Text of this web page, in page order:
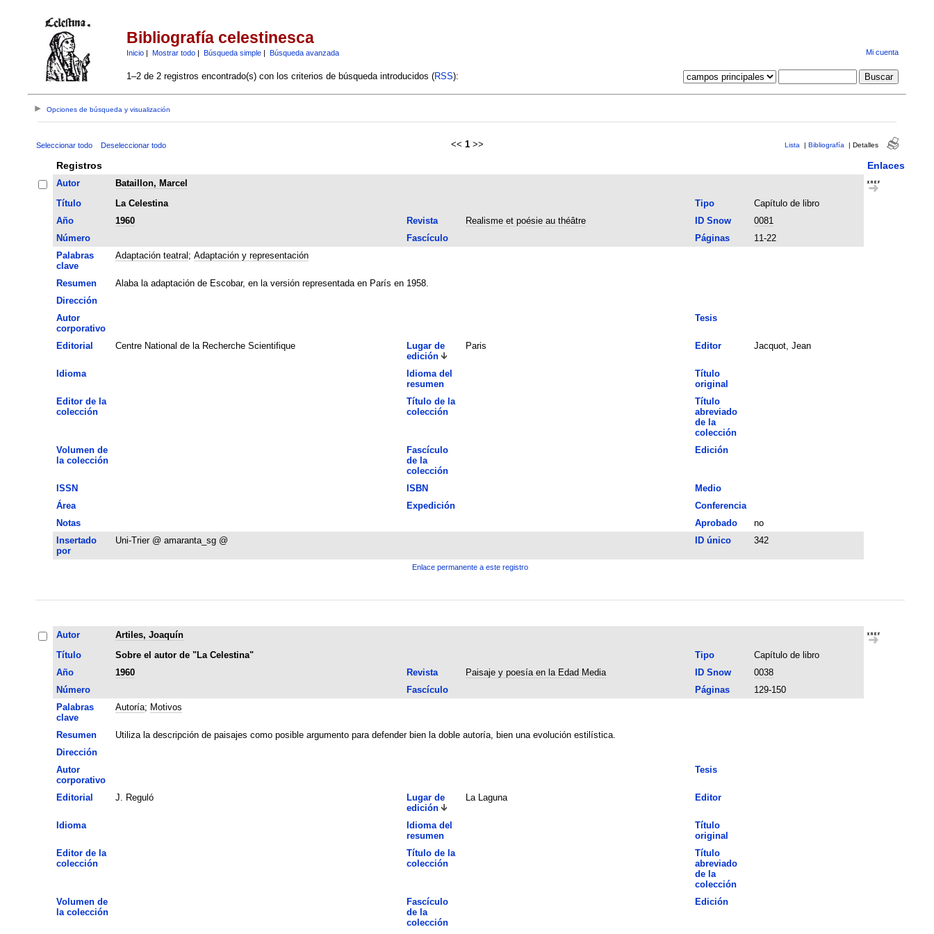
Bibliografía celestinesca
Inicio| Mostrar todo| Búsqueda simple| Búsqueda avanzada Mi cuenta
1–2 de 2 registros encontrado(s) con los criterios de búsqueda introducidos (RSS):
Opciones de búsqueda y visualización
Seleccionar todo Deseleccionar todo << 1 >> Lista | Bibliografía | Detalles
Registros Enlaces
Autor
Bataillon, Marcel
Título
La Celestina Tipo
Capítulo de libro
Año
1960 Revista Realisme et poésie au théâtre ID Snow
0081
Número
Fascículo Páginas
11-22
Palabras
clave
Adaptación teatral ; Adaptación y representación
Resumen
Alaba la adaptación de Escobar, en la versión representada en París en 1958.
Dirección
Autor
corporativo
Tesis
Editorial Centre National de la Recherche Scientifique
Lugar de
edición
Paris Editor Jacquot, Jean
Idioma
Idioma del
resumen
Título
original
Editor de la
colección
Título de la
colección
Título
abreviado
de la
colección
Volumen de
la colección
Fascículo
de la
colección
Edición
ISSN ISBN
Medio
Área
Expedición
Conferencia
Notas
Aprobado
no
Insertado
por
Uni-Trier @ amaranta_sg @ ID único 342
Enlace permanente a este registro
Autor
Artiles, Joaquín
Título
Sobre el autor de "La Celestina" Tipo
Capítulo de libro
Año
1960 Revista Paisaje y poesía en la Edad Media ID Snow
0038
Número
Fascículo Páginas
129-150
Palabras
clave
Autoría; Motivos
Resumen
Utiliza la descripción de paisajes como posible argumento para defender bien la doble autoría, bien una evolución estilística.
Dirección
Autor
corporativo
Tesis
Editorial J. Reguló
Lugar de
edición
La Laguna Editor
Idioma
Idioma del
resumen
Título
original
Editor de la
colección
Título de la
colección
Título
abreviado
de la
colección
Volumen de
la colección
Fascículo
de la
colección
Edición